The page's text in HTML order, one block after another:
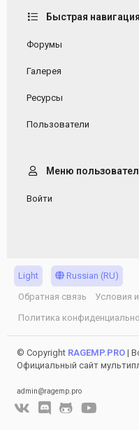
Быстрая навигация
Форумы
Галерея
Ресурсы
Пользователи
Меню
Войти
Light
Russian (RU)
Обратная связь
Условия
Политика
© Copyright RAGEMP.PRO |
Официальный сайт
admin@ragemp.pro